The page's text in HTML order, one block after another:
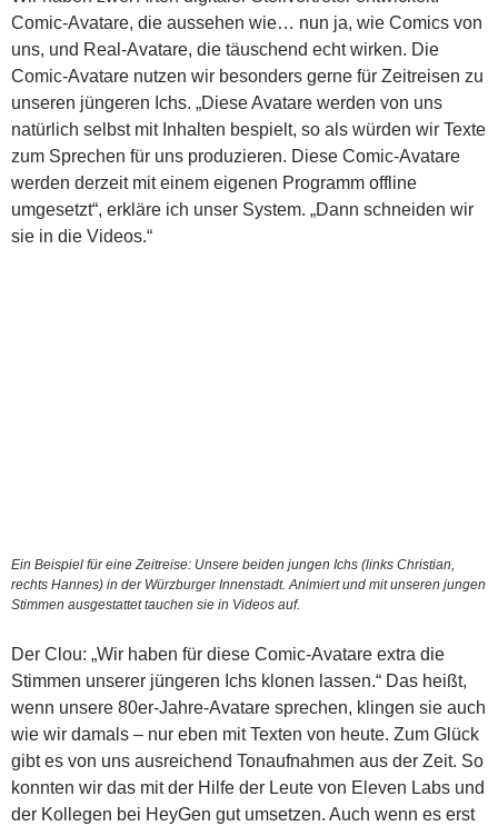
Comic-Avatare, die aussehen wie… nun ja, wie Comics von
uns, und Real-Avatare, die täuschend echt wirken. Die
Comic-Avatare nutzen wir besonders gerne für Zeitreisen zu
unseren jüngeren Ichs. „Diese Avatare werden von uns
natürlich selbst mit Inhalten bespielt, so als würden wir Texte
zum Sprechen für uns produzieren. Diese Comic-Avatare
werden derzeit mit einem eigenen Programm offline
umgesetzt“, erkläre ich unser System. „Dann schneiden wir
sie in die Videos.“
Ein Beispiel für eine Zeitreise: Unsere beiden jungen Ichs (links Christian,
rechts Hannes) in der Würzburger Innenstadt. Animiert und mit unseren jungen
Stimmen ausgestattet tauchen sie in Videos auf.
Der Clou: „Wir haben für diese Comic-Avatare extra die
Stimmen unserer jüngeren Ichs klonen lassen.“ Das heißt,
wenn unsere 80er-Jahre-Avatare sprechen, klingen sie auch
wie wir damals – nur eben mit Texten von heute. Zum Glück
gibt es von uns ausreichend Tonaufnahmen aus der Zeit. So
konnten wir das mit der Hilfe der Leute von Eleven Labs und
der Kollegen bei HeyGen gut umsetzen. Auch wenn es erst